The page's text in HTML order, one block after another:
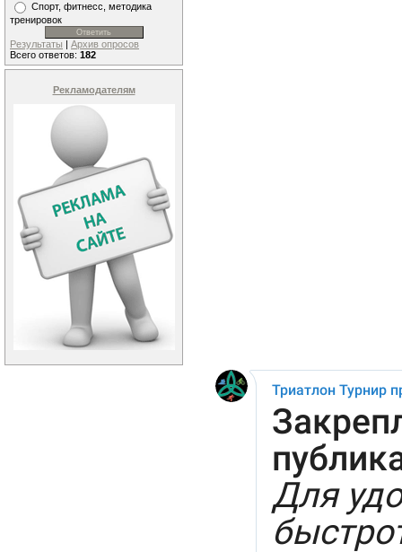
Спорт, фитнесс, методика
тренировок
Результаты | Архив опросов
Всего ответов: 182
Рекламодателям